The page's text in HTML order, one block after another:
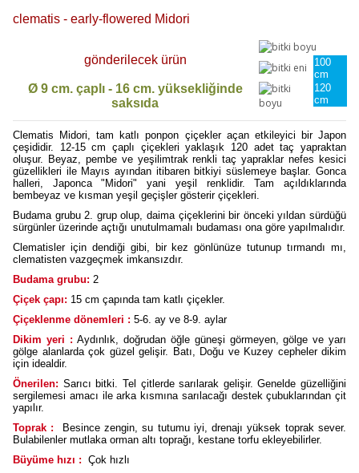
clematis - early-flowered Midori
gönderilecek ürün
100
cm
Ø 9 cm. çaplı - 16 cm. yüksekliğinde
saksıda
120
cm
Clematis Midori, tam katlı ponpon çiçekler açan etkileyici bir Japon
çeşididir. 12-15 cm çaplı çiçekleri yaklaşık 120 adet taç yapraktan
oluşur. Beyaz, pembe ve yeşilimtrak renkli taç yapraklar nefes kesici
güzellikleri ile Mayıs ayından itibaren bitkiyi süslemeye başlar. Gonca
halleri, Japonca "Midori" yani yeşil renklidir. Tam açıldıklarında
bembeyaz ve kısman yeşil geçişler gösterir çiçekleri.
Budama grubu 2. grup olup, daima çiçeklerini bir önceki yıldan sürdüğü
sürgünler üzerinde açtığı unutulmamalı budaması ona göre yapılmalıdır.
Clematisler için dendiği gibi, bir kez gönlünüze tutunup tırmandı mı,
clematisten vazgeçmek imkansızdır.
Budama grubu: 2
Çiçek çapı: 15 cm çapında tam katlı çiçekler.
Çiçeklenme dönemleri : 5-6. ay ve 8-9. aylar
Dikim yeri : Aydınlık, doğrudan öğle güneşi görmeyen, gölge ve yarı
gölge alanlarda çok güzel gelişir. Batı, Doğu ve Kuzey cepheler dikim
için idealdir.
Önerilen: Sarıcı bitki. Tel çitlerde sarılarak gelişir. Genelde güzelliğini
sergilemesi amacı ile arka kısmına sarılacağı destek çubuklarından çit
yapılır.
Toprak :
Besince zengin, su tutumu iyi, drenajı yüksek toprak sever.
Bulabilenler mutlaka orman altı toprağı, kestane torfu ekleyebilirler.
Büyüme hızı : Çok hızlı